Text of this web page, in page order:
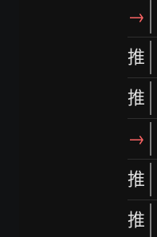
→
推
推
→
推
推